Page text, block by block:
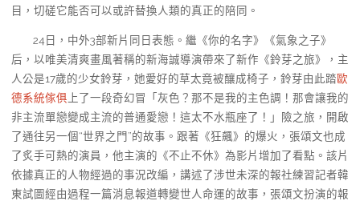
目，切磋它能否可以或許替換人類的真正的陪同。
24日，中外3部新片同日表態。繼《你的名字》《氣象之子》
后，以唯美清爽畫風著稱的新海誠導演帶來了新作《鈴芽之旅》，主
人公是17歲的少女鈴芽，她愛好的草太竟被釀成椅子，鈴芽由此踏歐
德系統傢俱 上了一段奇幻冒「灰色？那不是我的主色調！那會讓我的
非主流單戀變成主流的普通愛戀！這太不水瓶座了！」險之旅，開啟
了通往另一個“世界之門”的故事。跟著《狂飆》的爆火，張頌文也成
了炙手可熱的演員，他主演的《不止不休》為影片增加了看點。該片
依據真正的人物經過的事況改編，講述了涉世未深的報社練習記者韓
東試圖經由過程一篇消息報道轉變世人命運的故事，張頌文扮演的報